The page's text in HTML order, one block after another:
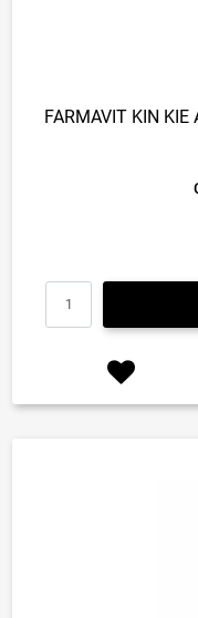
FARMAVIT KIN